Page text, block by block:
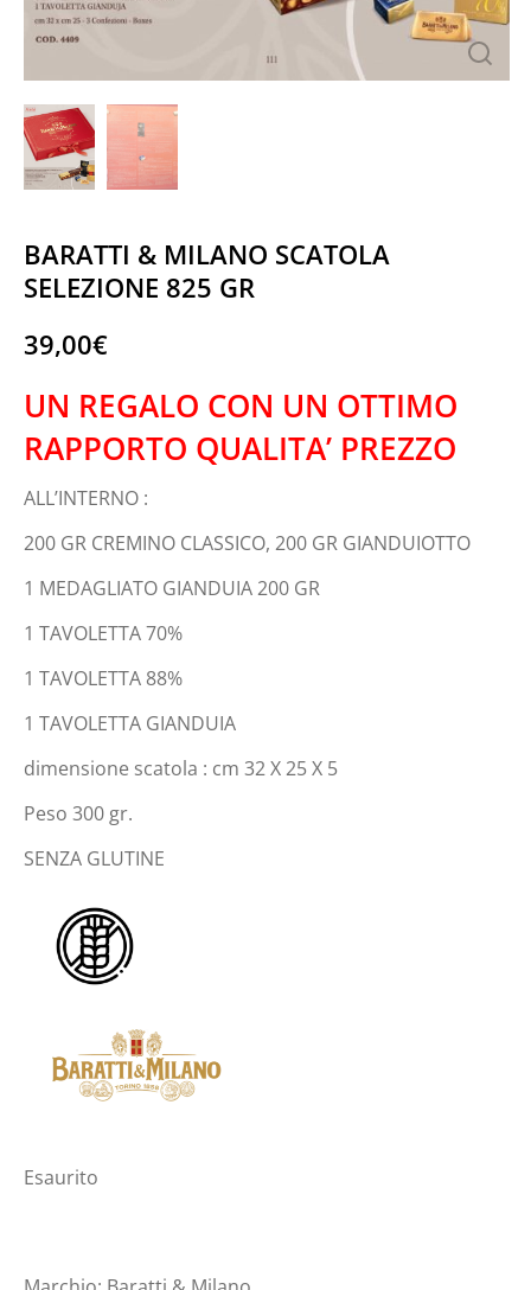
BARATTI & MILANO SCATOLA
SELEZIONE 825 GR
39,00€
UN REGALO CON UN OTTIMO
RAPPORTO QUALITA’ PREZZO
ALL’INTERNO :
200 GR CREMINO CLASSICO, 200 GR GIANDUIOTTO
1 MEDAGLIATO GIANDUIA 200 GR
1 TAVOLETTA 70%
1 TAVOLETTA 88%
1 TAVOLETTA GIANDUIA
dimensione scatola : cm 32 X 25 X 5
Peso 300 gr.
SENZA GLUTINE
Esaurito